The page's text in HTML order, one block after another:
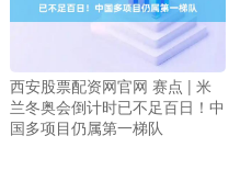
西安股票配资网官网 赛点 | 米
兰冬奥会倒计时已不足百日！中
国多项目仍属第一梯队